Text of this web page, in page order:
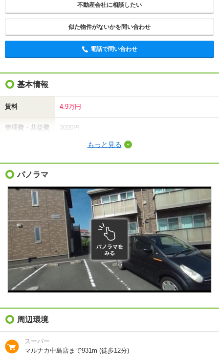
不動産会社に相談したい
似た物件がないかを問い合わせ
電話で問い合わせ
基本情報
賃料 4.9万円
管理費・共益費 3000円
礼金（敷引・償
却金）
間取り / 専有面
積
1LDK 40.38m²
種別 / 構造 アパート/ 軽量鉄骨
築年 / 築年月 築18年 2008年9月
階建 2階/2階建
総戸数 6戸
向き
地図を見る
もっと見る
パノラマ
周辺環境
スーパー
マルナカ中島店まで931m (徒歩12分)